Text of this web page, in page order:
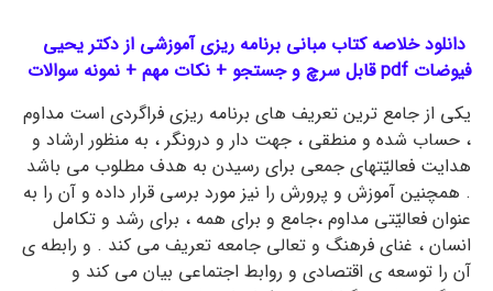
دانلود خلاصه کتاب مبانی برنامه ریزی آموزشی از دکتر یحیی
فیوضات pdf قابل سرچ و جستجو + نکات مهم + نمونه سوالات
یکی از جامع ترین تعریف های برنامه ریزی فراگردی است مداوم
، حساب شده و منطقی ، جهت دار و درونگر ، به منظور ارشاد و
هدایت فعالیّتهای جمعی برای رسیدن به هدف مطلوب می باشد
. همچنین آموزش و پرورش را نیز مورد برسی قرار داده و آن را به
عنوان فعالیّتی مداوم ،جامع و برای همه ، برای رشد و تکامل
انسان ، غنای فرهنگ و تعالی جامعه تعریف می کند . و رابطه ی
آن را توسعه ی اقتصادی و روابط اجتماعی بیان می کند و